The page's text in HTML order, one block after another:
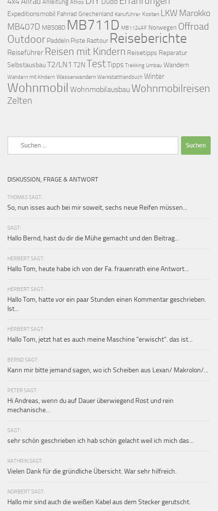
Anleitung Athos
Expeditionsmobil Fahrrad Griechenland Kanuführer Kosten LKW Marokko
MB407D MB508D MB711D MB1124AF Norwegen Offroad
Outdoor Paddeln Piste Radtour Reiseberichte
Reiseführer Reisen mit Kindern Reisetipps Reparatur
SelbstausbauT2/LN1 T2N TestTipps Trekking Umbau Wandern
Wandern mit Kindern Wasserwandern Werkstatthandbuch Winter
Wohnmobil Wohnmobilausbau Wohnmobilreisen
Zelten
DISKUSSION, FRAGE & ANTWORT
THOMAS SAGT:
So, nun isses auch bei mir soweit, sechs neue Reifen müssen...
SAGT:
Hallo Bernd, hast du dir die Mühe gemacht und den Beitrag...
HERBERT SAGT:
Hallo Tom, heute habe ich von der Fa. frauenrath eine Antwort...
HERBERT SAGT:
Hallo Tom, hatte vor ein paar Stunden einen Kommentar geschrieben.
Ist...
HERBERT SAGT:
Hallo Tom, jetzt hat es auch meine Maschine "erwischt". das ist...
BERND SAGT:
Kann mir bitte jemand sagen, wo ich Scheiben aus Lexan/ Makrolon/...
PETER SAGT:
Hi Andreas, wenn du auf Dauer überwiegend Rost und rein
mechanische...
SAGT:
sehr schön geschrieben ich hab schön gelacht weil ich mich das...
KATHRIN SAGT:
Vielen Dank für die gründliche Übersicht. War sehr hilfreich.
NORBERT SAGT:
Hallo mir sind auch die weißen Kabel aus dem Stecker gerutscht.